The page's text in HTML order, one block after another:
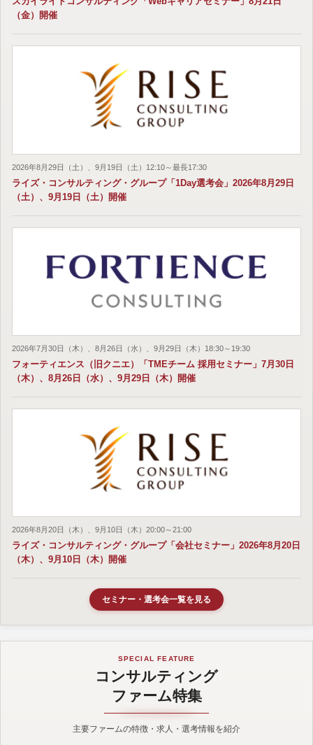
（金）開催
2026年8月29日（土）、9月19日（土）12:10～最長17:30
ライズ・コンサルティング・グループ「1Day選考会」2026年8月29日
（土）、9月19日（土）開催
2026年7月30日（木）、8月26日（水）、9月29日（木）18:30～19:30
フォーティエンス（旧クニエ）「TMEチーム 採用セミナー」7月30日
（木）、8月26日（水）、9月29日（木）開催
2026年8月20日（木）、9月10日（木）20:00～21:00
ライズ・コンサルティング・グループ「会社セミナー」2026年8月20日
（木）、9月10日（木）開催
セミナー・選考会一覧を見る
SPECIAL FEATURE
コンサルティング
ファーム特集
主要ファームの特徴・求人・選考情報を紹介